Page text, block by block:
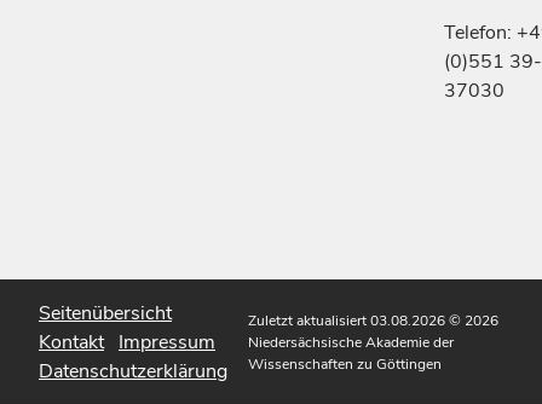
Telefon:
(0)551 39-
37030
Seitenübersicht
Kontakt Impressum
Datenschutzerklärung
Zuletzt aktualisiert 03.08.2026© 2026
Niedersächsische Akademie der
Wissenschaften zu Göttingen